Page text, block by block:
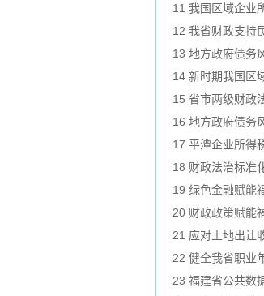
11 我国区域企业
12 我省财政支持
13 地方政府债务
14 新时期我国区
15 省市两级财政
16 地方政府债务
17 平潭企业所得
18 财政法治标准
19 绿色金融赋能
20 财政政策赋能
21 应对土地出让
22 健全我省职业
23 福建省公共数